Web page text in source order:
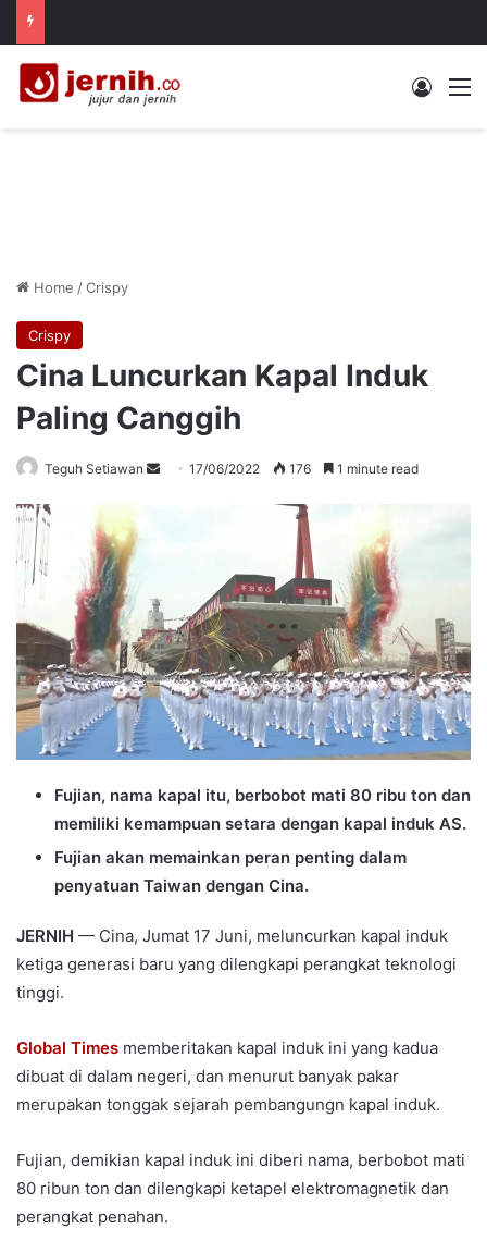
Log In
Home /Crispy
Crispy
Cina Luncurkan Kapal Induk
Paling Canggih
Teguh Setiawan
Send17/06/2022 176 1 minute read
Fujian, nama kapal itu, berbobot mati 80 ribu ton dan
memiliki kemampuan setara dengan kapal induk AS.
Fujian akan memainkan peran penting dalam
penyatuan Taiwan dengan Cina.
JERNIH — Cina, Jumat 17 Juni, meluncurkan kapal induk
ketiga generasi baru yang dilengkapi perangkat teknologi
tinggi.
Global Times memberitakan kapal induk ini yang kadua
dibuat di dalam negeri, dan menurut banyak pakar
merupakan tonggak sejarah pembangungn kapal induk.
Fujian, demikian kapal induk ini diberi nama, berbobot mati
80 ribun ton dan dilengkapi ketapel elektromagnetik dan
perangkat penahan.